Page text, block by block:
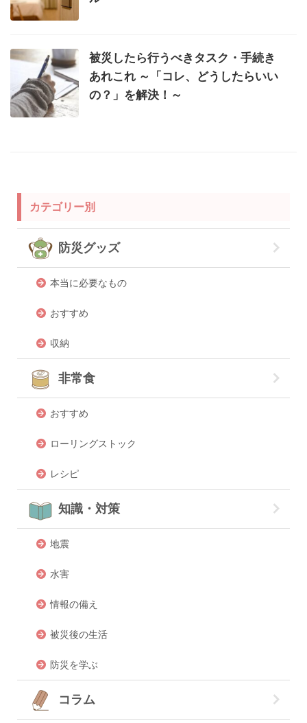
被災したら行うべきタスク・手続き
あれこれ ～「コレ、どうしたらいい
の？」を解決！～
カテゴリー別
防災グッズ
本当に必要なもの
おすすめ
収納
非常食
おすすめ
ローリングストック
レシピ
知識・対策
地震
水害
情報の備え
被災後の生活
防災を学ぶ
コラム